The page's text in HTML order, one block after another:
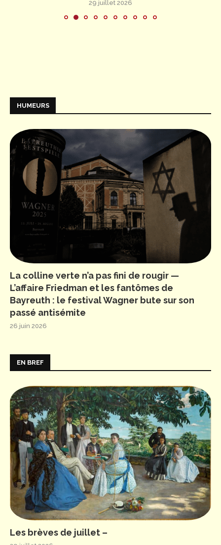
29 juillet 2026
HUMEURS
La colline verte n’a pas fini de rougir —
L’affaire Friedman et les fantômes de
Bayreuth : le festival Wagner bute sur son
passé antisémite
26 juin 2026
EN BREF
Les brèves de juillet –